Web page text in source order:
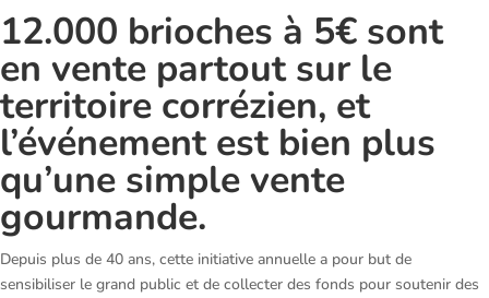
12.000 brioches à 5€ sont
en vente partout sur le
territoire corrézien, et
l’événement est bien plus
qu’une simple vente
gourmande.
Depuis plus de 40 ans, cette initiative annuelle a pour but de
sensibiliser le grand public et de collecter des fonds pour soutenir des